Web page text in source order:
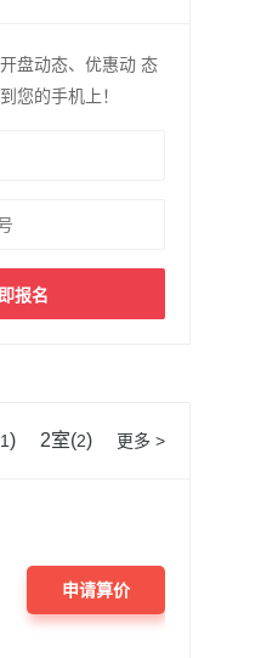
盘动态、优惠动 态
您的手机上！
报名
更多 >
2室(2)
1)
申请算价